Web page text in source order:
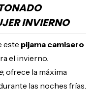
INVIERNO
este pijama camisero
el invierno.
, ofrece la máxima
las noches frías.